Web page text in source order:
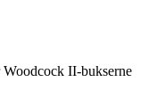
II-bukserne